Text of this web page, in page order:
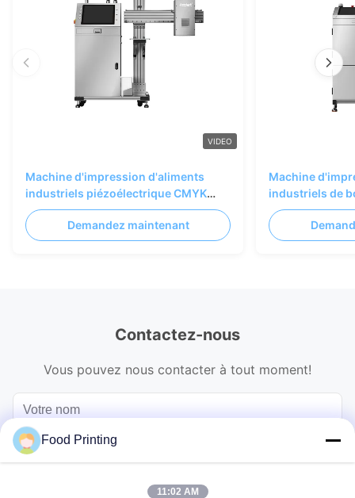
VIDEO
Machine d'impression d'aliments
industriels piézoélectrique CMYK
pleine couleur 75m/min
Demandez maintenant
Machine
industriels de
unique Image
600*1200dpi
Contactez-nous
Vous pouvez nous contacter à tout moment!
Food Printing
11:02 AM